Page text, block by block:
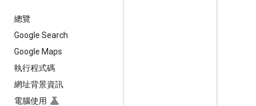
總覽
Google Search
Google Maps
執行程式碼
網址背景資訊
電腦使用